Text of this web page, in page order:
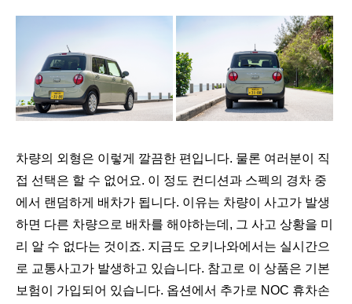
차량의 외형은 이렇게 깔끔한 편입니다. 물론 여러분이 직
접 선택은 할 수 없어요. 이 정도 컨디션과 스펙의 경차 중
에서 랜덤하게 배차가 됩니다. 이유는 차량이 사고가 발생
하면 다른 차량으로 배차를 해야하는데, 그 사고 상황을 미
리 알 수 없다는 것이죠. 지금도 오키나와에서는 실시간으
로 교통사고가 발생하고 있습니다. 참고로 이 상품은 기본
보험이 가입되어 있습니다. 옵션에서 추가로 NOC 휴차손